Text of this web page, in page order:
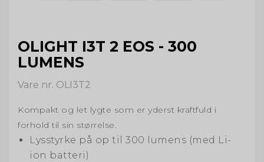
OLIGHT I3T 2 EOS - 300
LUMENS
Vare nr. OLI3T2
Kompakt og let lygte som er yderst kraftfuld i
forhold til sin størrelse.
Lysstyrke på op til 300 lumens (med Li-
ion batteri)